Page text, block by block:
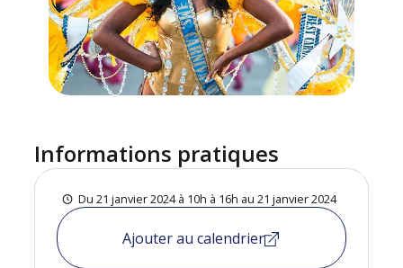
Informations pratiques
Du 21 janvier 2024 à 10h à 16h au 21 janvier 2024
Ajouter au calendrier